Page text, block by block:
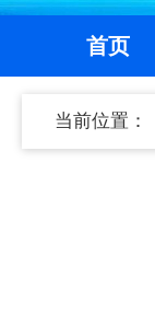
首页
当前位置：